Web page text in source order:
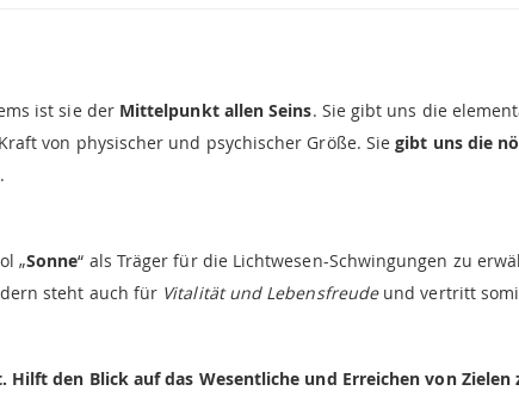
ist sie der Mittelpunkt allen Seins. Sie gibt uns die
von physischer und psychischer Größe. Siegibt uns die
„Sonne“ als Träger für die Lichtwesen-Schwingungen zu
steht auch für Vitalität und Lebensfreude und vertritt
Hilft den Blick auf das Wesentliche und Erreichen von Zielen